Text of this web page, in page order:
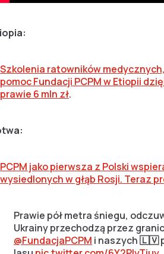
Szkolenia ratowników
pomoc Fundacji PCPM w Etiopii
prawie 6 mln zł.
PCPM jako pierwsza z Polski
wysiedlonych w głąb Rosji. Teraz
Prawie pół metra śniegu,
Ukrainy przechodzą przez
@FundacjaPCPM i naszych 🇱🇻